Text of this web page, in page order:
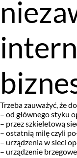
Trzeba zauważyć, że
– od głównego styku
– przez szkieletową
– ostatnią milę czyli
– urządzenia w sieci
– urządzenie